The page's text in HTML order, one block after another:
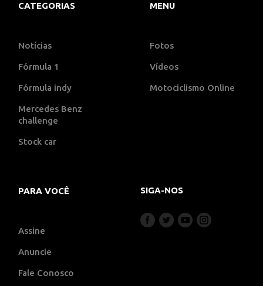
CATEGORIAS
Notícias
Fórmula 1
Fórmula indy
Mercedes Benz
challenge
Stock car
MENU
Fotos
Vídeos
Motociclismo Online
PARA VOCÊ
Assine
Anuncie
Fale Conosco
SIGA-NOS